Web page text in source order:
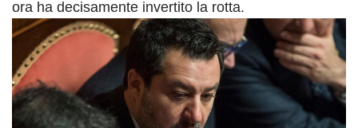
ora ha decisamente invertito la rotta.